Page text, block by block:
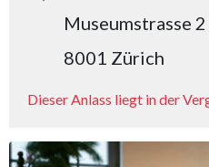
Museumstrasse 2
8001 Zürich
Dieser Anlass liegt in der